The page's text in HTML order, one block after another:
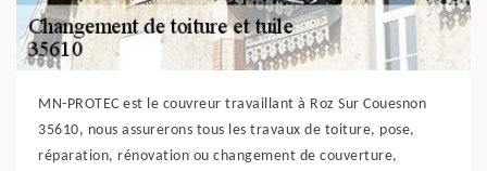
MN-PROTEC est le couvreur travaillant à Roz Sur Couesnon
35610, nous assurerons tous les travaux de toiture, pose,
réparation, rénovation ou changement de couverture,